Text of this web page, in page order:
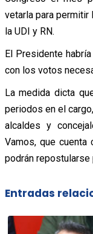
vetarla para
la UDI y RN.
El Presidente
con los votos
La medida dicta
periodos en el
alcaldes y
Vamos, que
podrán repostularse
Entradas